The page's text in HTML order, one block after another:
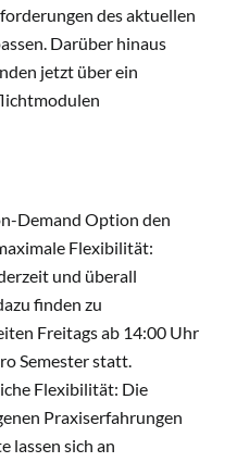
des aktuellen
Darüber hinaus
jetzt über ein
Demand Option den
Flexibilität:
und überall
finden zu
Freitags ab 14:00 Uhr
Semester statt.
Flexibilität: Die
Praxiserfahrungen
lassen sich an